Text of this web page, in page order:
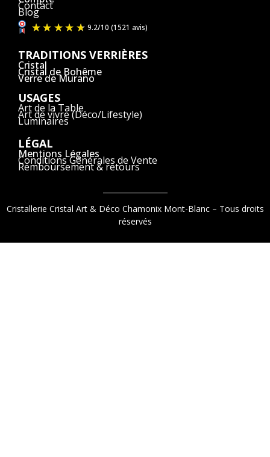
Contact
Blog
TRADITIONS VERRIÈRES
Cristal
Cristal de Bohême
Verre de Murano
USAGES
Art de la Table
Art de vivre (Déco/Lifestyle)
Luminaires
LÉGAL
Mentions Légales
Conditions Générales de Vente
Remboursement & retours
Cristallerie Cristal Art & Déco Chamonix Mont-Blanc – Tous droits
réservés